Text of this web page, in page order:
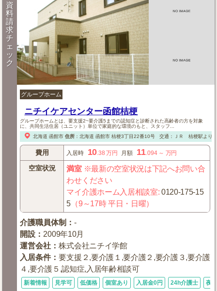
資
料
請
求
チ
ェ
ッ
ク
グループホーム
ニチイケアセンター函館桔梗
グループホームとは、要支援2~要介護5までの認知症と診断された高齢者の方を対象
に、共同生活住居（ユニット）単位で家庭的な環境のもと、スタッフ...
北海道 函館市 住所： 北海道 函館市桔梗3丁目22番10号 交通：ＪＲ 桔梗駅より
費用 入居時 10.38 万円 月額 11.094～ 万円
空室状況 満室※最新の空室状況は下記へお問い合
わせください
マイ介護ホーム入居相談室:0120-175-15
5 （9～17時 平日・日曜）
介護職員体制 ：-
開設 ： 2009年10月
運営会社 ：株式会社ニチイ学館
入居条件：要支援２,要介護１,要介護２,要介護３,要介護
４,要介護５,認知症,入居年齢相談可
新着情報 見学可 低価格 個室あり 入居金0円 24h介護士 夜